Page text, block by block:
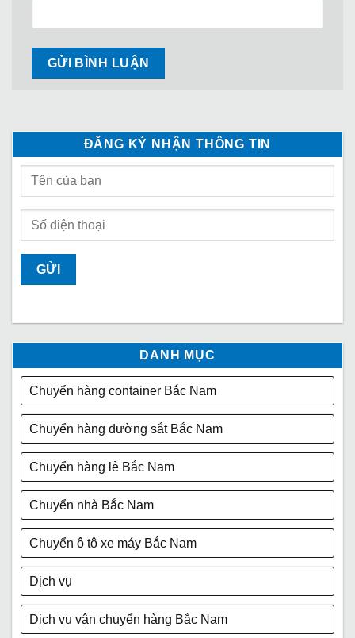
ĐĂNG KÝ NHẬN THÔNG TIN
DANH MỤC
Chuyển hàng container Bắc Nam
Chuyển hàng đường sắt Bắc Nam
Chuyển hàng lẻ Bắc Nam
Chuyển nhà Bắc Nam
Chuyển ô tô xe máy Bắc Nam
Dịch vụ
Dịch vụ vận chuyển hàng Bắc Nam